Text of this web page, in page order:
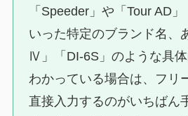
「Speeder」や「Tour AD
いった特定のブランド名、
Ⅳ」「DI-6S」のような具
わかっている場合は、フリ
直接入力するのがいちばん